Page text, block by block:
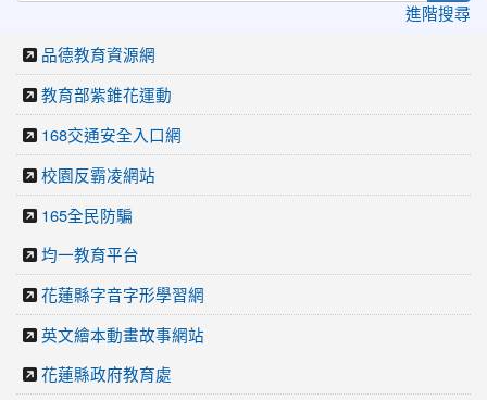
進階搜尋
品德教育資源網
教育部紫錐花運動
168交通安全入口網
校園反霸凌網站
165全民防騙
均一教育平台
花蓮縣字音字形學習網
英文繪本動畫故事網站
花蓮縣政府教育處